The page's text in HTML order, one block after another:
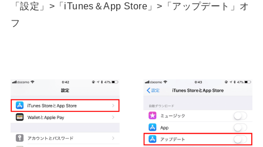
「設定」>「iTunes＆App Store」>「アップデート」オ
フ